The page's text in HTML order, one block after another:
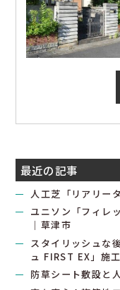
最近の記事
人工芝「リアリー
ユニソン「フィレ
｜草津市
スタイリッシュな
ュ FIRST EX」施
防草シート敷設と